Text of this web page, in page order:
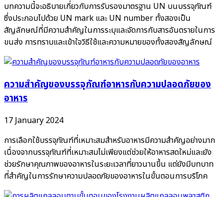
บทความนี้จะอธิบายเกี่ยวกับการรับรองมาตรฐาน UN บนบรรจุภัณฑ์
ซึ่งประกอบไปด้วย UN mark และ UN number ทั้งสองเป็น
สัญลักษณ์ที่มีความสำคัญในการระบุและจัดการกับสารอันตรายในการ
ขนส่ง การทราบและเข้าใจวิธีใช้และความหมายของทั้งสองสัญลักษณ์
ความสำคัญของบรรจุภัณฑ์อาหารกับความปลอดภัยของ
อาหาร
17 January 2024
การเลือกใช้บรรจุภัณฑ์ที่เหมาะสมสำหรับอาหารมีความสำคัญอย่างมาก
เนื่องจากบรรจุภัณฑ์ที่เหมาะสมไม่เพียงแต่ช่วยให้อาหารสดใหม่และยัง
ช่วยรักษาคุณภาพของอาหารในระยะเวลาที่ยาวนานขึ้น แต่ยังมีบทบาท
ที่สำคัญในการรักษาความปลอดภัยของอาหารในขั้นตอนการบริโภค